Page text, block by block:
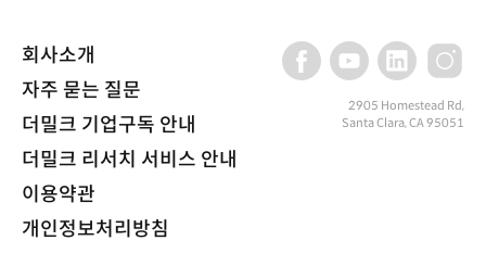
회사소개
자주 묻는 질문
더밀크 기업구독 안내
더밀크 리서치 서비스 안내
이용약관
개인정보처리방침
2905 Homestead Rd,
Santa Clara, CA 95051